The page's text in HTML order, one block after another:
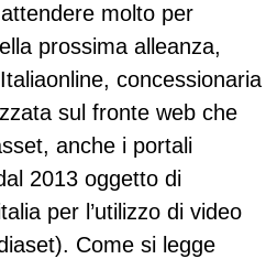
molto per
prossima alleanza,
concessionaria
sul fronte web che
anche i portali
2013 oggetto di
per l’utilizzo di video
Come si legge